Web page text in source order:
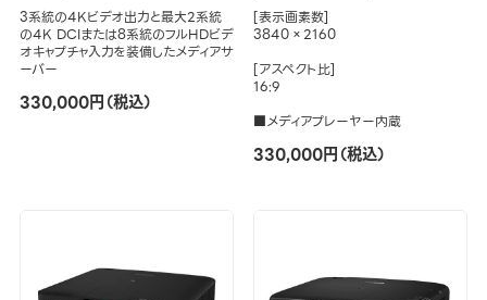
3系統の4Kビデオ出力と最大2系統
の4K DCIまたは8系統のフルHDビデ
オキャプチャ入力を装備したメディアサ
ーバー
330,000円（税込）
[表示画素数]
3840×2160
[アスペクト比]
16:9
■メディアプレーヤー内蔵
330,000円（税込）